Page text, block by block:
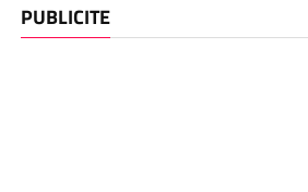
PUBLICITE